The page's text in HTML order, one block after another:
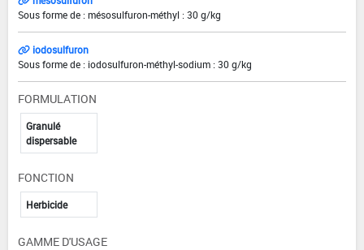
Sous forme de : mésosulfuron-méthyl : 30 g/kg
iodosulfuron
Sous forme de : iodosulfuron-méthyl-sodium : 30 g/kg
FORMULATION
Granulé
dispersable
FONCTION
Herbicide
GAMME D'USAGE